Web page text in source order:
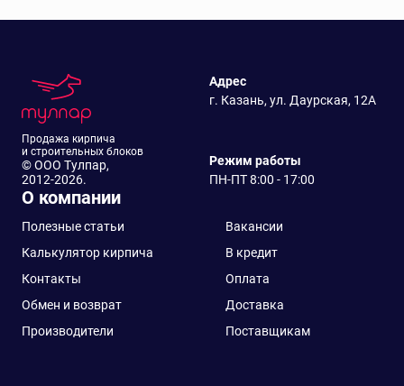
Продажа кирпича
и строительных блоков
© ООО Тулпар,
2012-2026.
Адрес
г. Казань, ул. Даурская, 12А
Режим работы
ПН-ПТ 8:00 - 17:00
О компании
Полезные статьи
Вакансии
Калькулятор кирпича
В кредит
Контакты
Оплата
Обмен и возврат
Доставка
Производители
Поставщикам